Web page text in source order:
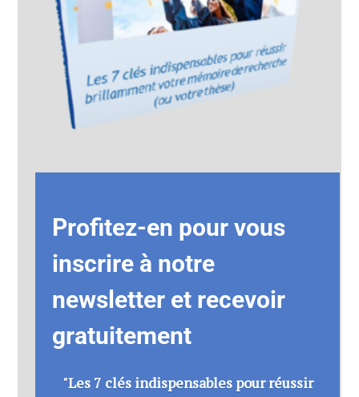
Profitez-en pour vous
inscrire à notre
newsletter et recevoir
gratuitement
"Les 7 clés indispensables pour réussir